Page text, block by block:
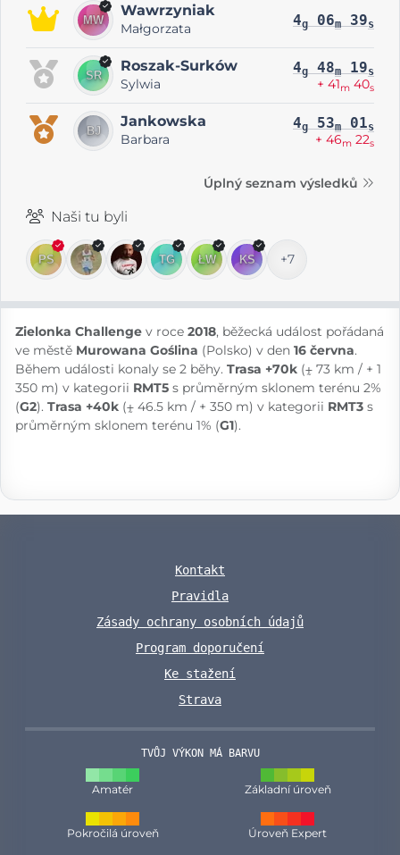
Wawrzyniak
Małgorzata 4g 06m 39s
Roszak-Surków
Sylwia
4g 48m 19s
+ 41m 40s
Jankowska
Barbara
4g 53m 01s
+ 46m 22s
Úplný seznam výsledků
Naši tu byli
+7
Zielonka Challenge v roce 2018, běžecká událost pořádaná
ve městě Murowana Goślina (Polsko) v den 16 června.
Během události konaly se 2 běhy. Trasa +70k (⨦ 73 km / + 1
350 m) v kategorii RMT5 s průměrným sklonem terénu 2%
(G2). Trasa +40k (⨦ 46.5 km / + 350 m) v kategorii RMT3 s
průměrným sklonem terénu 1% (G1).
Kontakt
Pravidla
Zásady ochrany osobních údajů
Program doporučení
Ke stažení
Strava
TVŮJ VÝKON MÁ BARVU
Amatér Základní úroveň
Pokročilá úroveň Úroveň Expert